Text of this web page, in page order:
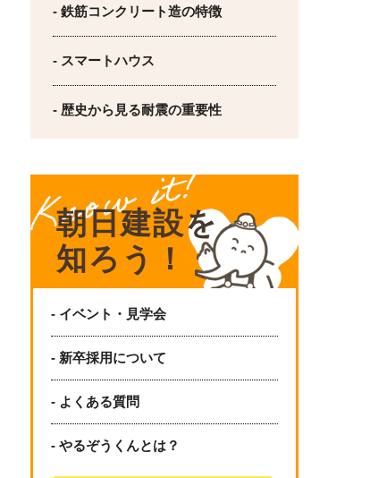
- 鉄筋コンクリート造の特徴
- スマートハウス
- 歴史から見る耐震の重要性
朝日建設を
知ろう！
- イベント・見学会
- 新卒採用について
- よくある質問
- やるぞうくんとは？